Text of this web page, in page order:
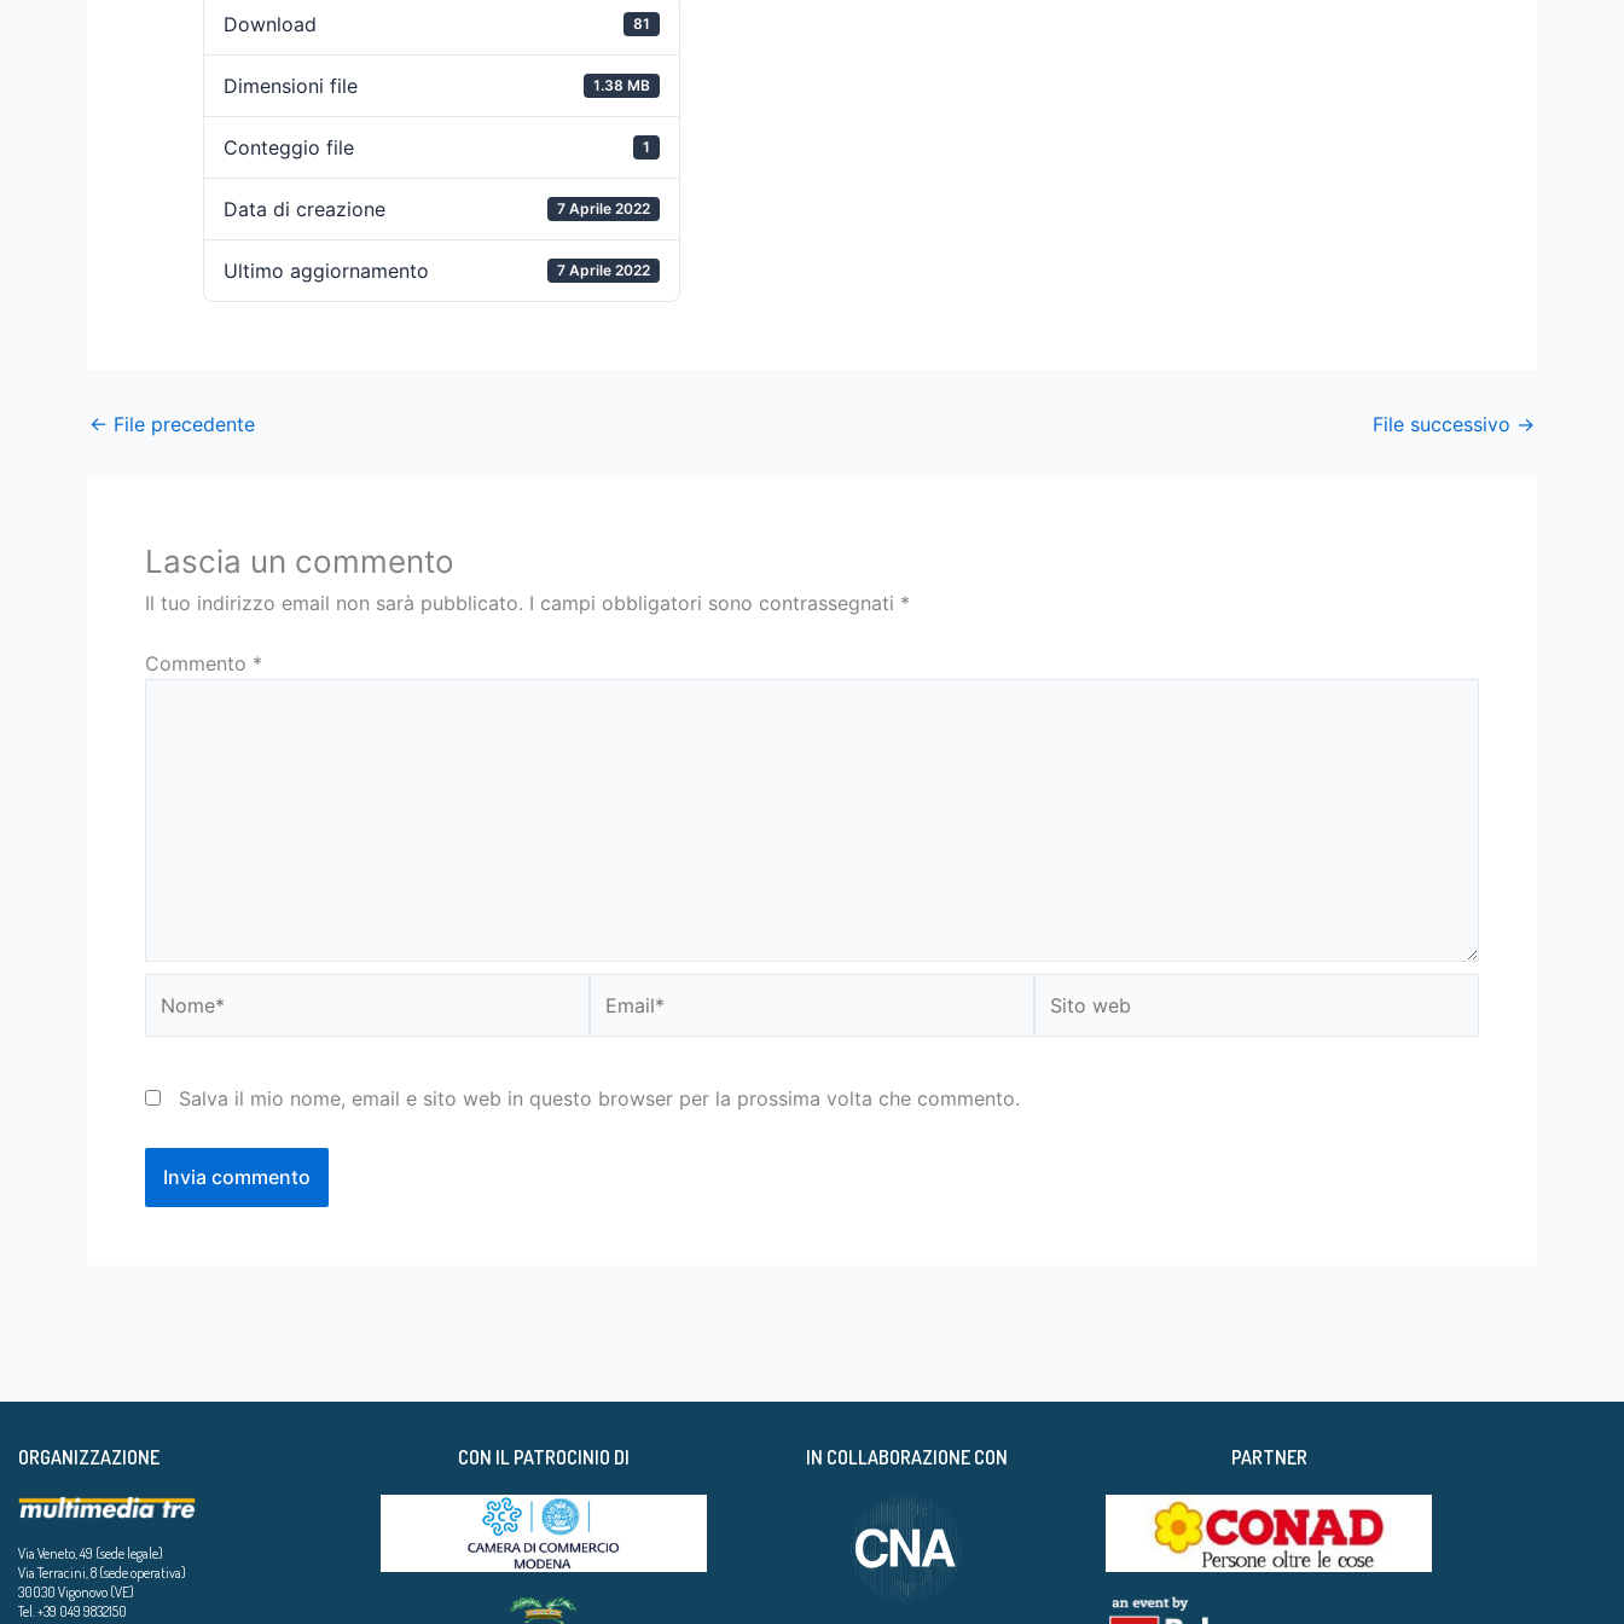
Download 81
Dimensioni file 1.38 MB
Conteggio file 1
Data di creazione 7 Aprile 2022
Ultimo aggiornamento 7 Aprile 2022
← File precedente File successivo →
Lascia un commento
Il tuo indirizzo email non sarà pubblicato. I campi obbligatori sono contrassegnati *
Commento *
web
Salva il mio nome, email e sito web in questo browser per la prossima volta che commento.
ORGANIZZAZIONE
Via Veneto, 49 (sede legale)
Via Terracini, 8 (sede operativa)
30030 Vigonovo (VE)
Tel. +39 049 9832150
CON IL PATROCINIO DI IN COLLABORAZIONE CON PARTNER